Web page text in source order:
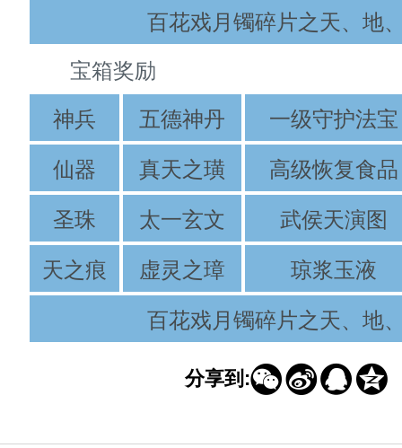
百花戏月镯碎片之天、地
宝箱奖励
神兵
五德神丹
一级守护法宝
仙器
真天之璜
高级恢复食品
圣珠
太一玄文
武侯天演图
天之痕
虚灵之璋
琼浆玉液
百花戏月镯碎片之天、地
分享到: